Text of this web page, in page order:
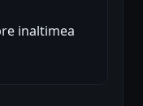
inaltimea